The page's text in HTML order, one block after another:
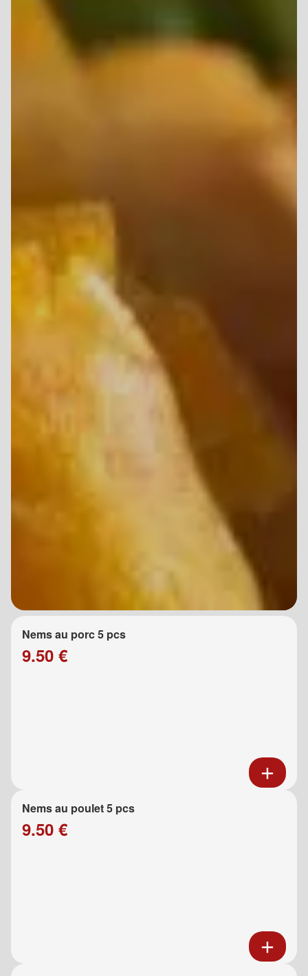
Nems au porc 5 pcs
9.50 €
Nems au poulet 5 pcs
9.50 €